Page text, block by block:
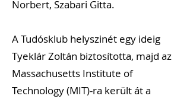
Norbert, Szabari Gitta.
A Tudósklub helyszinét egy ideig
Tyeklár Zoltán biztosította, majd az
Massachusetts Institute of
Technology (MIT)-ra került át a